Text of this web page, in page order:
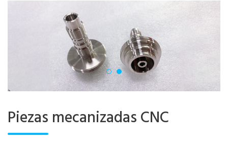
Piezas mecanizadas CNC